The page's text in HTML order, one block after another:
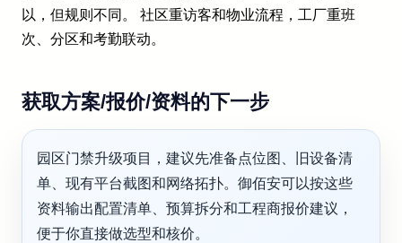
以，但规则不同。 社区重访客和物业流程，工厂重班
次、分区和考勤联动。
获取方案/报价/资料的下一步
园区门禁升级项目，建议先准备点位图、旧设备清
单、现有平台截图和网络拓扑。御佰安可以按这些
资料输出配置清单、预算拆分和工程商报价建议，
便于你直接做选型和核价。